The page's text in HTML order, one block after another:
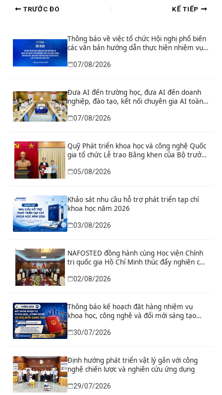
TRƯỚC ĐÓ KẾ TIẾP
Thông báo về việc tổ chức Hội nghị phổ biến
các văn bản hướng dẫn thực hiện nhiệm vụ
nghiên cứu và phát triển công nghệ chiến
lược thuộc Chương trình khoa học, công
07/08/2026
Đưa AI đến trường học, đưa AI đến doanh
nghiệp, đào tạo, kết nối chuyên gia AI toàn
cầu
07/08/2026
Quỹ Phát triển khoa học và công nghệ Quốc
gia tổ chức Lễ trao Bằng khen của Bộ trưởng
nhân có thành tích xuất sắc
05/08/2026
Khảo sát nhu cầu hỗ trợ phát triển tạp chí
khoa học năm 2026
03/08/2026
NAFOSTED đồng hành cùng Học viện Chính
trị quốc gia Hồ Chí Minh thúc đẩy nghiên cứu
02/08/2026
Thông báo kế hoạch đặt hàng nhiệm vụ
khoa học, công nghệ và đổi mới sáng tạo
“Nghiên cứu khoa học tổng kết thi hành, đề
xuất sửa đổi, bổ sung toàn diện Hiến pháp
30/07/2026
Định hướng phát triển vật lý gắn với công
nghệ chiến lược và nghiên cứu ứng dụng
29/07/2026